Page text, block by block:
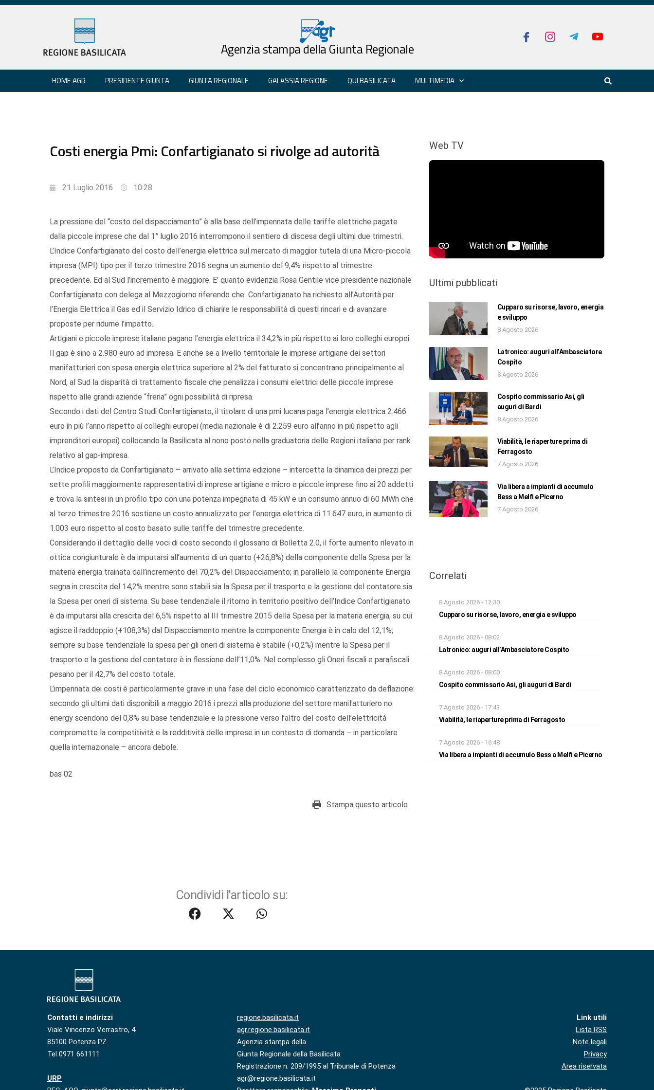
Agenzia stampa della Giunta Regionale
HOME AGR PRESIDENTE GIUNTA GIUNTA REGIONALE GALASSIA REGIONE QUI BASILICATA MULTIMEDIA
Costi energia Pmi: Confartigianato si rivolge ad autorità
21 Luglio 2016 10:28
La pressione del “costo del dispacciamento” è alla base dell’impennata delle tariffe elettriche pagate
dalla piccole imprese che dal 1° luglio 2016 interrompono il sentiero di discesa degli ultimi due trimestri.
L’Indice Confartigianato del costo dell’energia elettrica sul mercato di maggior tutela di una Micro-piccola
impresa (MPI) tipo per il terzo trimestre 2016 segna un aumento del 9,4% rispetto al trimestre
precedente. Ed al Sud l’incremento è maggiore. E’ quanto evidenzia Rosa Gentile vice presidente nazionale
Confartigianato con delega al Mezzogiorno riferendo che Confartigianato ha richiesto all’Autorità per
l’Energia Elettrica il Gas ed il Servizio Idrico di chiarire le responsabilità di questi rincari e di avanzare
proposte per ridurne l’impatto.
Artigiani e piccole imprese italiane pagano l’energia elettrica il 34,2% in più rispetto ai loro colleghi europei.
Il gap è sino a 2.980 euro ad impresa. E anche se a livello territoriale le imprese artigiane dei settori
manifatturieri con spesa energia elettrica superiore al 2% del fatturato si concentrano principalmente al
Nord, al Sud la disparità di trattamento fiscale che penalizza i consumi elettrici delle piccole imprese
rispetto alle grandi aziende “frena” ogni possibilità di ripresa.
Secondo i dati del Centro Studi Confartigianato, il titolare di una pmi lucana paga l’energia elettrica 2.466
euro in più l’anno rispetto ai colleghi europei (media nazionale è di 2.259 euro all’anno in più rispetto agli
imprenditori europei) collocando la Basilicata al nono posto nella graduatoria delle Regioni italiane per rank
relativo al gap-impresa.
L’Indice proposto da Confartigianato – arrivato alla settima edizione – intercetta la dinamica dei prezzi per
sette profili maggiormente rappresentativi di imprese artigiane e micro e piccole imprese fino ai 20 addetti
e trova la sintesi in un profilo tipo con una potenza impegnata di 45 kW e un consumo annuo di 60 MWh che
al terzo trimestre 2016 sostiene un costo annualizzato per l’energia elettrica di 11.647 euro, in aumento di
1.003 euro rispetto al costo basato sulle tariffe del trimestre precedente.
Considerando il dettaglio delle voci di costo secondo il glossario di Bolletta 2.0, il forte aumento rilevato in
ottica congiunturale è da imputarsi all’aumento di un quarto (+26,8%) della componente della Spesa per la
materia energia trainata dall’incremento del 70,2% del Dispacciamento; in parallelo la componente Energia
segna in crescita del 14,2% mentre sono stabili sia la Spesa per il trasporto e la gestione del contatore sia
la Spesa per oneri di sistema. Su base tendenziale il ritorno in territorio positivo dell’Indice Confartigianato
è da imputarsi alla crescita del 6,5% rispetto al III trimestre 2015 della Spesa per la materia energia, su cui
agisce il raddoppio (+108,3%) dal Dispacciamento mentre la componente Energia è in calo del 12,1%;
sempre su base tendenziale la spesa per gli oneri di sistema è stabile (+0,2%) mentre la Spesa per il
trasporto e la gestione del contatore è in flessione dell’11,0%. Nel complesso gli Oneri fiscali e parafiscali
pesano per il 42,7% del costo totale.
L’impennata dei costi è particolarmente grave in una fase del ciclo economico caratterizzato da deflazione:
secondo gli ultimi dati disponibili a maggio 2016 i prezzi alla produzione del settore manifatturiero no
energy scendono del 0,8% su base tendenziale e la pressione verso l’altro del costo dell’elettricità
compromette la competitività e la redditività delle imprese in un contesto di domanda – in particolare
quella internazionale – ancora debole.
bas 02
Stampa questo articolo
Condividi l'articolo su:
Web TV
Ultimi pubblicati
Cupparo su risorse, lavoro, energia
e sviluppo
8 Agosto 2026
Latronico: auguri all’Ambasciatore
Cospito
8 Agosto 2026
Cospito commissario Asi, gli
auguri di Bardi
8 Agosto 2026
Viabilità, le riaperture prima di
Ferragosto
7 Agosto 2026
Via libera a impianti di accumulo
Bess a Melfi e Picerno
7 Agosto 2026
Correlati
8 Agosto 2026 - 12:30
Cupparo su risorse, lavoro, energia e sviluppo
8 Agosto 2026 - 08:02
Latronico: auguri all’Ambasciatore Cospito
8 Agosto 2026 - 08:00
Cospito commissario Asi, gli auguri di Bardi
7 Agosto 2026 - 17:43
Viabilità, le riaperture prima di Ferragosto
7 Agosto 2026 - 16:48
Via libera a impianti di accumulo Bess a Melfi e Picerno
Contatti e indirizzi
Viale Vincenzo Verrastro, 4
85100 Potenza PZ
Tel 0971 661111
URP
regione.basilicata.it
agr.regione.basilicata.it
Agenzia stampa della
Giunta Regionale della Basilicata
Registrazione n. 209/1995 al Tribunale di Potenza
agr@regione.basilicata.it
Link utili
Lista RSS
Note legali
Privacy
Area riservata